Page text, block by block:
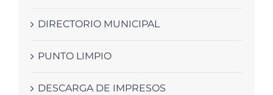
DIRECTORIO MUNICIPAL
PUNTO LIMPIO
DESCARGA DE IMPRESOS